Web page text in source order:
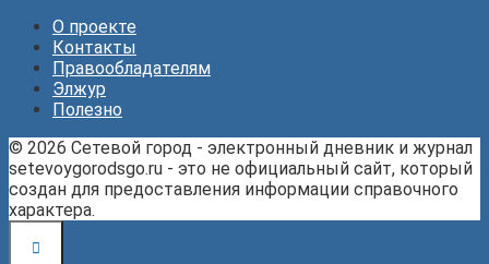
О проекте
Контакты
Правообладателям
Элжур
Полезно
© 2026 Сетевой город - электронный дневник и журнал
setevoygorodsgo.ru - это не официальный сайт, который
создан для предоставления информации справочного
характера.